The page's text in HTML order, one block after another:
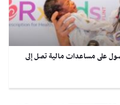
على مساعدات مالية تصل إلى